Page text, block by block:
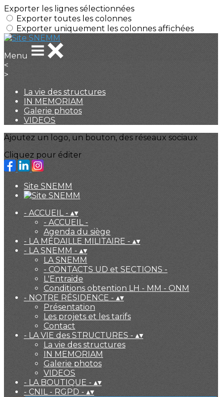
Exporter les lignes sélectionnées
Exporter toutes les colonnes
Exporter uniquement les colonnes affichées
Menu
<
>
La vie des structures
IN MEMORIAM
Galerie photos
VIDEOS
Ajoutez un logo, un bouton, des réseaux sociaux
Cliquez pour éditer
Site SNEMM
- ACCUEIL - ▴▾
- ACCUEIL -
Agenda du siège
- LA MÉDAILLE MILITAIRE - ▴▾
- LA SNEMM - ▴▾
LA SNEMM
- CONTACTS UD et SECTIONS -
L'Entraide
Conditions obtention LH - MM - ONM
- NOTRE RÉSIDENCE - ▴▾
Présentation
Les projets et les tarifs
Contact
- LA VIE des STRUCTURES - ▴▾
La vie des structures
IN MEMORIAM
Galerie photos
VIDEOS
- LA BOUTIQUE - ▴▾
- CNIL - RGPD - ▴▾